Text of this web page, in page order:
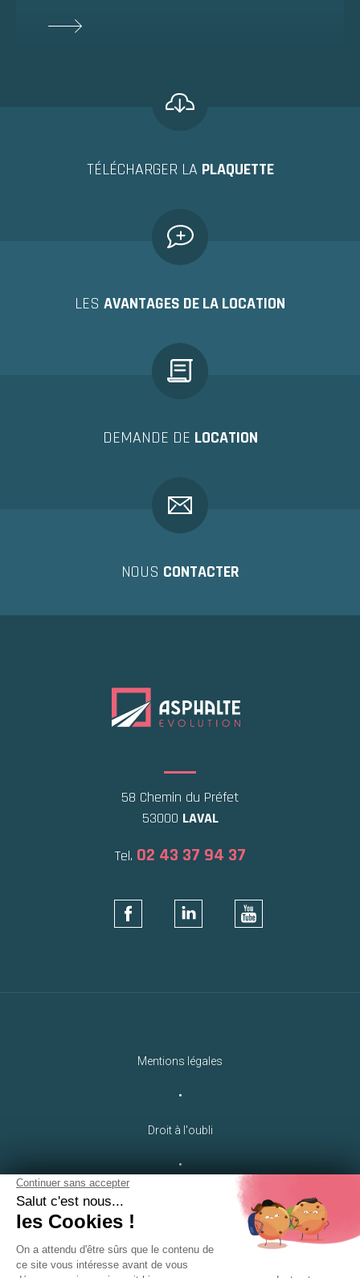
TÉLÉCHARGER LA PLAQUETTE
LES AVANTAGES DE LA LOCATION
DEMANDE DE LOCATION
NOUS CONTACTER
58 Chemin du Préfet
53000 LAVAL
Tel. 02 43 37 94 37
Mentions légales
•
Droit à l'oubli
•
LEB Communication